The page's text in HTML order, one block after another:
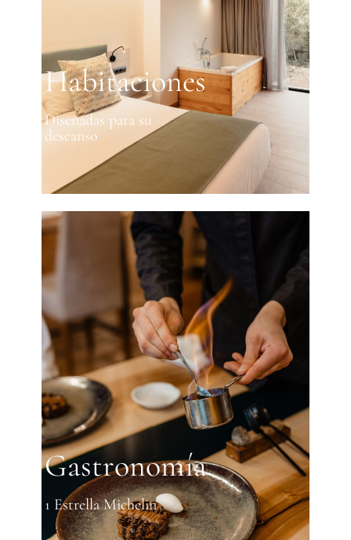
Habitaciones
Diseñadas para su
descanso
Gastronomía
1 Estrella Michelin